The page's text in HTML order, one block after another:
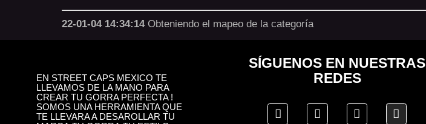
22-01-04 14:34:14Obteniendo el mapeo de la categoría
EN STREET CAPS MEXICO TE
LLEVAMOS DE LA MANO PARA
CREAR TU GORRA PERFECTA !
SOMOS UNA HERRAMIENTA QUE
TE LLEVARA A DESAROLLAR TU
SÍGUENOS EN NUESTRAS
REDES